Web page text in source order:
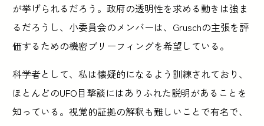
が挙げられるだろう。政府の透明性を求める動きは強ま
るだろうし、小委員会のメンバーは、Gruschの主張を評
価するための機密ブリーフィングを希望している。
科学者として、私は懐疑的になるよう訓練されており、
ほとんどのUFO目撃談にはありふれた説明があることを
知っている。視覚的証拠の解釈も難しいことで有名で、